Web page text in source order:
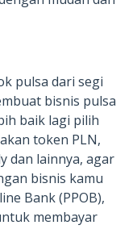
pulsa dari segi
bisnis pulsa
baik lagi pilih
token PLN,
dan lainnya, agar
bisnis kamu
Bank (PPOB),
membayar